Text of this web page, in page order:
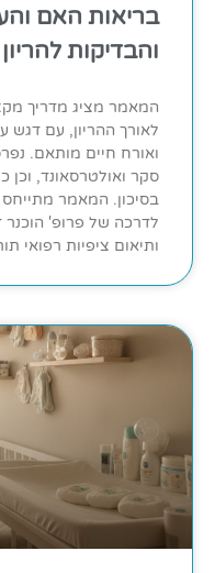
בריאות האם
והבדיקות
המאמר מציג מדריך
לאורך ההריון, עם דגש
ואורח חיים מותאם.
סקר ואולטרסאונד, וכן
בסיכון. המאמר
לדרכה של פרופ' הוכנר
ותיאום ציפיות רפואי